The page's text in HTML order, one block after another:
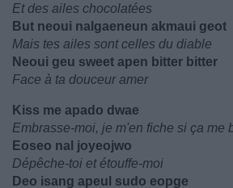
Et des ailes chocolatées
But neoui nalgaeneun akmaui geot
Mais tes ailes sont celles du diable
Neoui geu sweet apen bitter bitter
Face à ta douceur amer
Kiss me apado dwae
Embrasse-moi, je m'en fiche si ça me
Eoseo nal joyeojwo
Dépêche-toi et étouffe-moi
Deo isang apeul sudo eopge